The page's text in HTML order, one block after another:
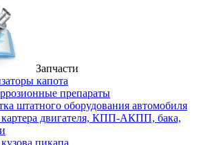
Запчасти
капота
препараты
штатного оборудования автомобиля
двигателя, КПП-АКПП, бака,
пикапа